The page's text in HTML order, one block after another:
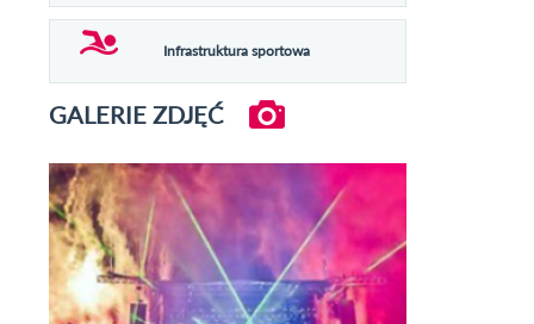
Infrastruktura sportowa
GALERIE ZDJĘĆ